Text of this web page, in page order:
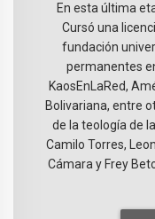
En esta última
Cursó una
fundación
permanentes
KaosEnLaRed,
Bolivariana, entre
de la teología de
Camilo Torres,
Cámara y Frey